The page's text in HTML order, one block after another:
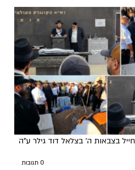
בצבאות ה' בצלאל דוד גילר ע"ה
0 תגובות